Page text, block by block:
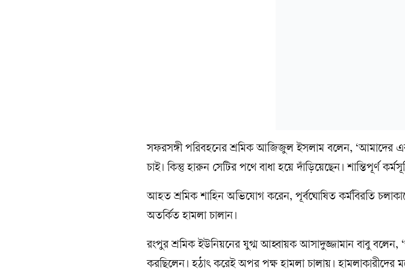
সফরসঙ্গী পরিবহনের শ্রমিক আজিজুল ইসলাম বলেন, ‘আমাদের
চাই। কিন্তু হারুন সেটির পথে বাধা হয়ে দাঁড়িয়েছেন। শান্তিপূর্ণ
আহত শ্রমিক শাহিন অভিযোগ করেন, পূর্বঘোষিত কর্মবিরতি
অতর্কিত হামলা চালান।
রংপুর শ্রমিক ইউনিয়নের যুগ্ম আহ্বায়ক আসাদুজ্জামান বাবু বলেন,
করছিলেন। হঠাৎ করেই অপর পক্ষ হামলা চালায়।